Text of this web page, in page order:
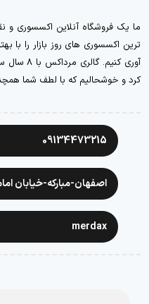
ما یک فروشگاه آنلاین اکسسوری و
ترین اکسسوری های روز بازار را با
کرد و خوشحالیم که با لطف شما
09134473215
اصفهان-مبارکه-خیابان
merdax